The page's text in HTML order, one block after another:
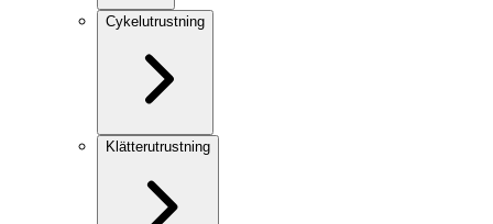
Cykelutrustning
Klätterutrustning